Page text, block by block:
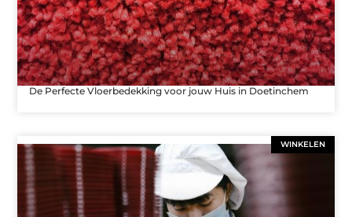
De Perfecte Vloerbedekking voor jouw Huis in Doetinchem
WINKELEN